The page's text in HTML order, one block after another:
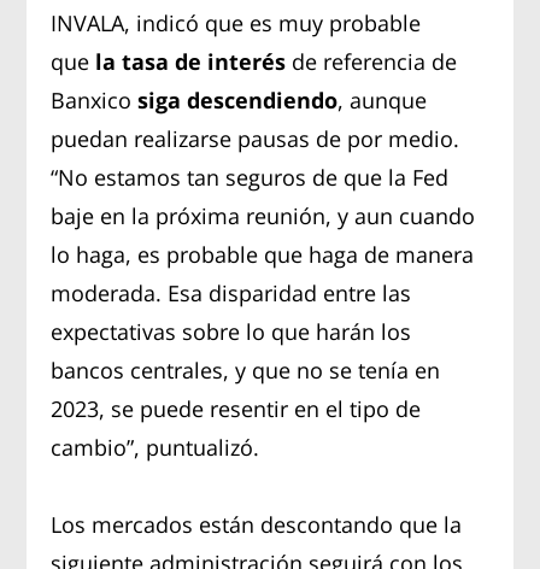
INVALA, indicó que es muy probable
que la tasa de interés de referencia de
Banxicosiga descendiendo, aunque
puedan realizarse pausas de por medio.
“No estamos tan seguros de que la Fed
baje en la próxima reunión, y aun cuando
lo haga, es probable que haga de manera
moderada. Esa disparidad entre las
expectativas sobre lo que harán los
bancos centrales, y que no se tenía en
2023, se puede resentir en el tipo de
cambio”, puntualizó.
Los mercados están descontando que la
siguiente administración seguirá con los